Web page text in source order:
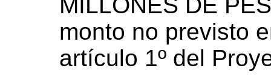
monto no previsto
artículo 1º del